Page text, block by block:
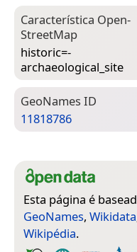
Característica Open­
Street­Map
historic=­
archaeological_site
Geo­Names ID
11818786
Esta página é
GeoNames, Wikidata
Wikipédia.